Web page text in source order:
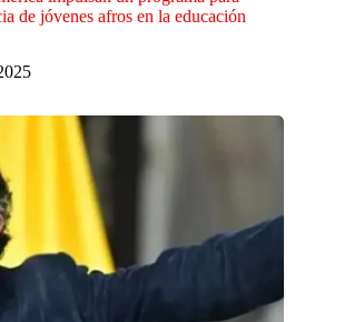
de jóvenes afros en la educación